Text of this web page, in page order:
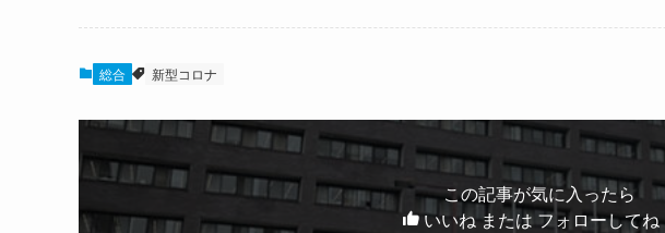
総合 新型コロナ
この記事が気に入ったら
いいね または フォローしてね